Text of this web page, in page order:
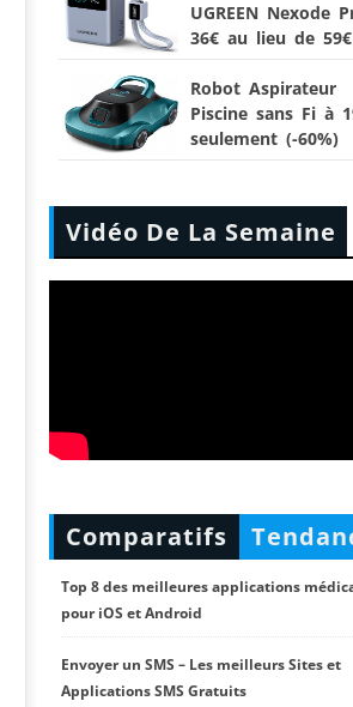
UGREEN Nexode
36€ au lieu de 59€
Robot Aspirateur
Piscine sans Fi à
seulement (-60%)
Vidéo De La Semaine
Comparatifs
Top 8 des meilleures applications
pour iOS et Android
Envoyer un SMS – Les meilleurs Sites et
Applications SMS Gratuits